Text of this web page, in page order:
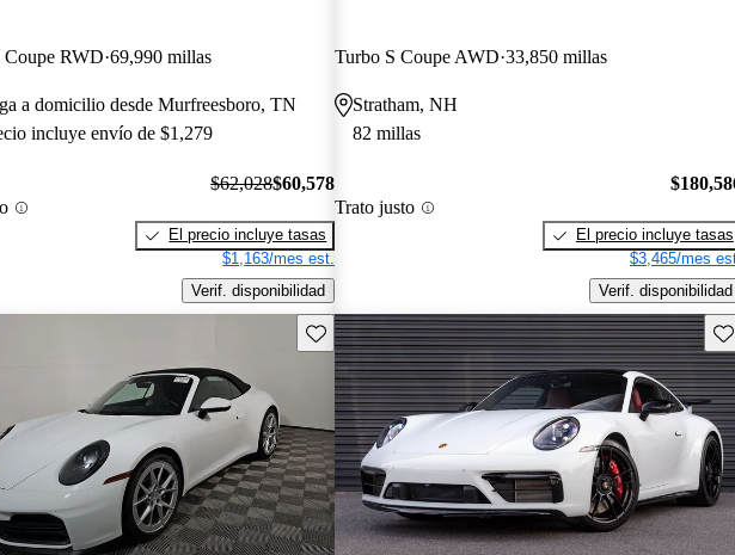
Coupe RWD 69,990 millas
a domicilio desde Murfreesboro, TN
incluye envío de $1,279
$62,028$60,578
El precio incluye tasas
$1,163/mes est.
Verif. disponibilidad
Turbo S Coupe AWD 33,850 millas
Stratham, NH
82 millas
Trato justo
El precio incluye tasas
$3,465/mes
Verif. disponibilidad
Guarda este Aviso